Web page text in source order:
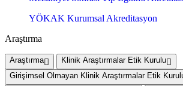
YÖKAK Kurumsal Akreditasyon
Araştırma
Araştırma
Klinik Araştırmalar Etik Kurulu
Girişimsel Olmayan Klinik Araştırmalar Etik